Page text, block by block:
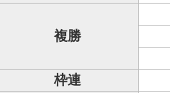
複勝
枠連